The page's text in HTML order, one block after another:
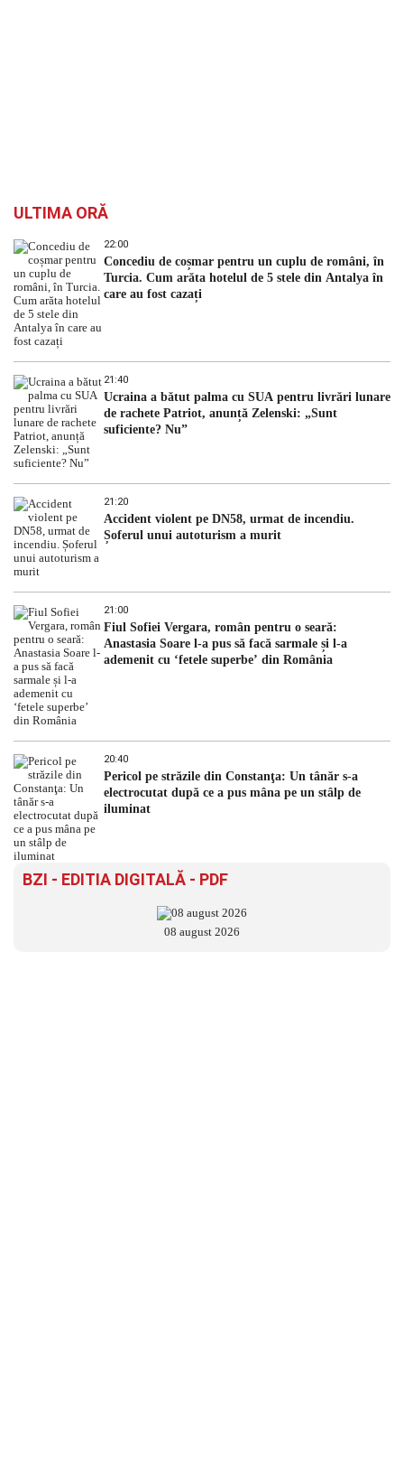
ULTIMA ORĂ
22:00
Concediu de coșmar pentru un cuplu de români, în
Turcia. Cum arăta hotelul de 5 stele din Antalya în
care au fost cazați
21:40
Ucraina a bătut palma cu SUA pentru livrări lunare
de rachete Patriot, anunță Zelenski: „Sunt
suficiente? Nu”
21:20
Accident violent pe DN58, urmat de incendiu.
Șoferul unui autoturism a murit
21:00
Fiul Sofiei Vergara, român pentru o seară:
Anastasia Soare l-a pus să facă sarmale și l-a
ademenit cu ‘fetele superbe’ din România
20:40
Pericol pe străzile din Constanţa: Un tânăr s-a
electrocutat după ce a pus mâna pe un stâlp de
iluminat
BZI - EDITIA DIGITALĂ - PDF
08 august 2026